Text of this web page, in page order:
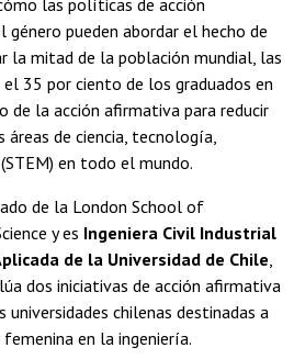
pueden abordar el hecho de
la mitad de la población mundial, las
35 por ciento de los graduados en
de la acción afirmativa para reducir
áreas de ciencia, tecnología,
en todo el mundo.
de la London School of
y es Ingeniera Civil Industrial
de la Universidad de Chile
dos iniciativas de acción afirmativa
chilenas destinadas a
en la ingeniería.